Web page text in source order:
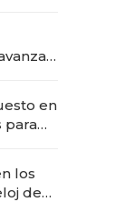
en
para
los
de